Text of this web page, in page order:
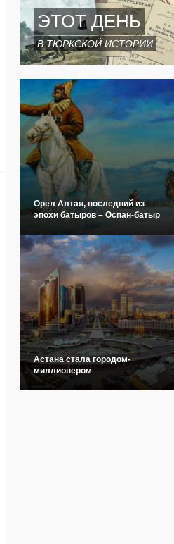
ЭТОТ ДЕНЬ
В ТЮРКСКОЙ ИСТОРИИ
Орел Алтая, последний из
эпохи батыров – Оспан-батыр
Астана стала городом-
миллионером